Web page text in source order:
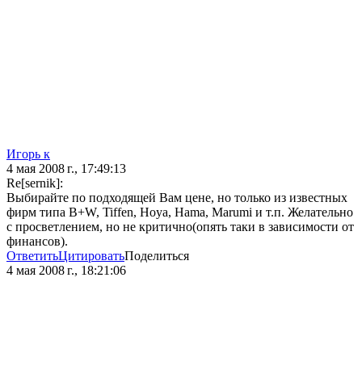
Игорь к
4 мая 2008 г., 17:49:13
Re[sernik]:
Выбирайте по подходящей Вам цене, но только из известных
фирм типа B+W, Tiffen, Hoya, Hama, Marumi и т.п. Желательно
с просветлением, но не критично(опять таки в зависимости от
финансов).
ОтветитьЦитироватьПоделиться
4 мая 2008 г., 18:21:06